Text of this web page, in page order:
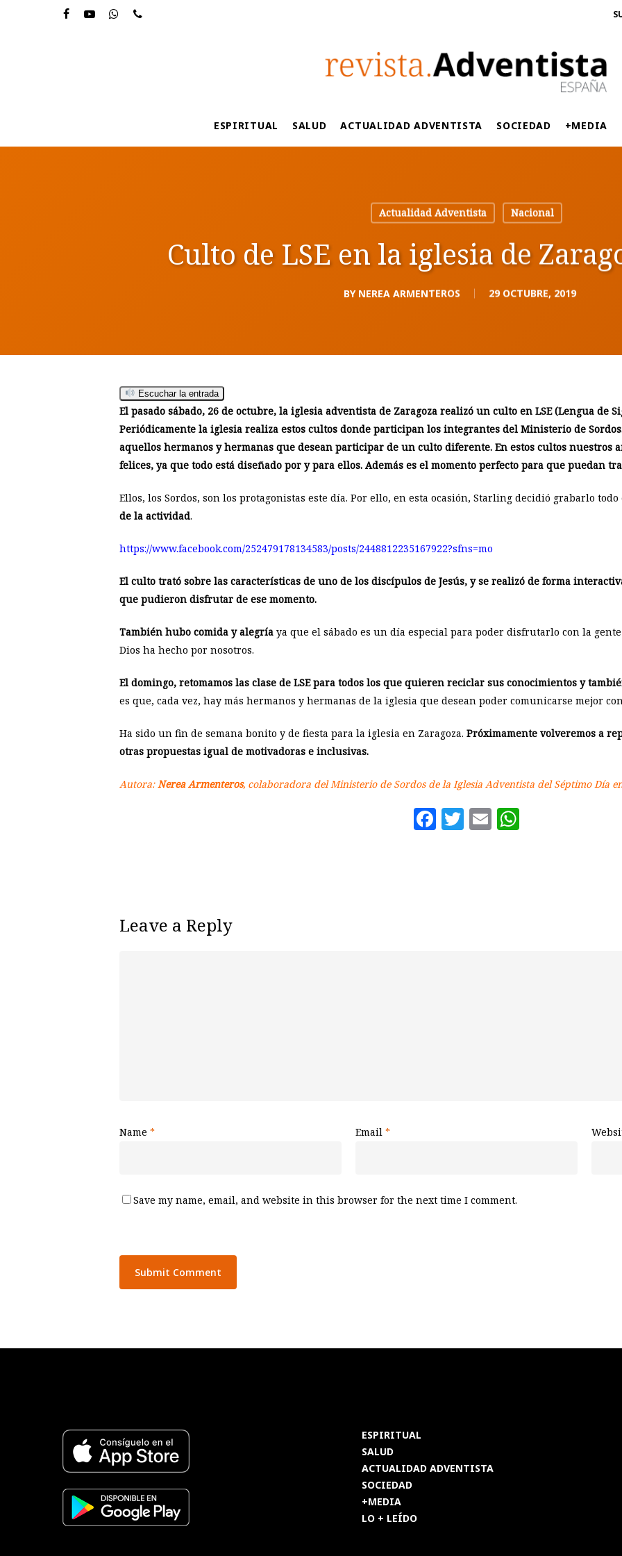
ESPIRITUAL SALUD ACTUALIDAD ADVENTISTA SOCIEDAD +MEDIA
Actualidad Adventista Nacional
Culto de LSE en la iglesia de
BY NEREA ARMENTEROS 29 OCTUBRE, 2019
Escuchar la entrada
El pasado sábado, 26 de octubre, la iglesia adventista de Zaragoza realizó un culto en LSE (Lengua de
Periódicamente la iglesia realiza estos cultos donde participan los integrantes del Ministerio de
aquellos hermanos y hermanas que desean participar de un culto diferente. En estos cultos nuestros
felices, ya que todo está diseñado por y para ellos. Además es el momento perfecto para que puedan
Ellos, los Sordos, son los protagonistas este día. Por ello, en esta ocasión, Starling decidió grabarlo
de la actividad.
https://www.facebook.com/252479178134583/posts/2448812235167922?sfns=mo
El culto trató sobre las características de uno de los discípulos de Jesús, y se realizó de forma
que pudieron disfrutar de ese momento.
También hubo comida y alegría ya que el sábado es un día especial para poder disfrutarlo con la
Dios ha hecho por nosotros.
El domingo, retomamos las clase de LSE para todos los que quieren reciclar sus conocimientos y
es que, cada vez, hay más hermanos y hermanas de la iglesia que desean poder comunicarse mejor
Ha sido un fin de semana bonito y de fiesta para la iglesia en Zaragoza. Próximamente volveremos a
otras propuestas igual de motivadoras e inclusivas.
Autora:Nerea Armenteros, colaboradora del Ministerio de Sordos de la Iglesia Adventista del Séptimo Día
Facebook
Twitter
Email
Leave a Reply
Name * Email *
Save my name, email, and website in this browser for the next time I comment.
ESPIRITUAL
SALUD
ACTUALIDAD ADVENTISTA
SOCIEDAD
+MEDIA
LO + LEÍDO